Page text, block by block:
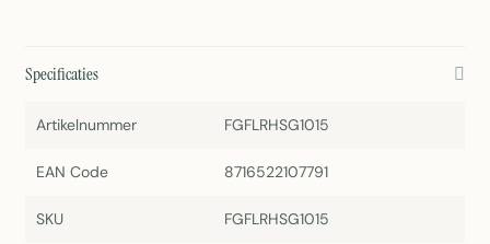
Specificaties
Artikelnummer FGFLRHSG1015
EAN Code 8716522107791
SKU FGFLRHSG1015